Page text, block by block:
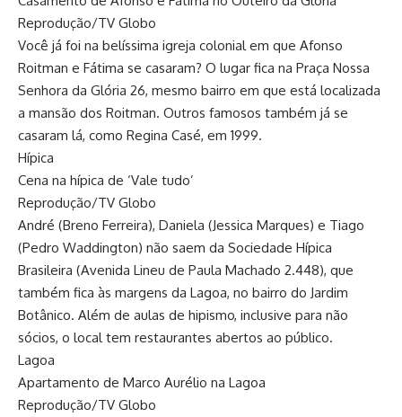
Reprodução/TV Globo
Você já foi na belíssima igreja colonial em que Afonso
Roitman e Fátima se casaram? O lugar fica na Praça Nossa
Senhora da Glória 26, mesmo bairro em que está localizada
a mansão dos Roitman. Outros famosos também já se
casaram lá, como Regina Casé, em 1999.
Hípica
Cena na hípica de ‘Vale tudo’
Reprodução/TV Globo
André (Breno Ferreira), Daniela (Jessica Marques) e Tiago
(Pedro Waddington) não saem da Sociedade Hípica
Brasileira (Avenida Lineu de Paula Machado 2.448), que
também fica às margens da Lagoa, no bairro do Jardim
Botânico. Além de aulas de hipismo, inclusive para não
sócios, o local tem restaurantes abertos ao público.
Lagoa
Apartamento de Marco Aurélio na Lagoa
Reprodução/TV Globo